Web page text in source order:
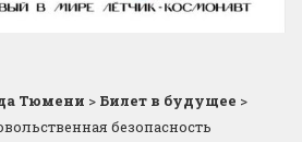
Тюмени > Билет в будущее >
безопасность